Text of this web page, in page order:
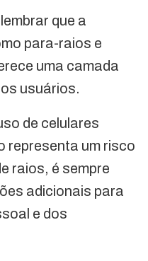
que a
para-raios e
uma camada
usuários.
de celulares
representa um risco
raios, é sempre
adicionais para
e dos